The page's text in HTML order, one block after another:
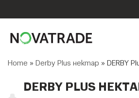
Home » Derby Plus нектар » DERBY
DERBY PLUS